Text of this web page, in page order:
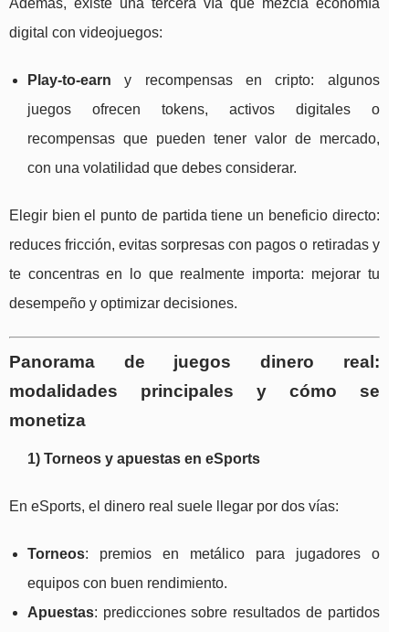
Además, existe una tercera vía que mezcla economía
digital con videojuegos:
Play-to-earn y recompensas en cripto: algunos
juegos ofrecen tokens, activos digitales o
recompensas que pueden tener valor de mercado,
con una volatilidad que debes considerar.
Elegir bien el punto de partida tiene un beneficio directo:
reduces fricción, evitas sorpresas con pagos o retiradas y
te concentras en lo que realmente importa: mejorar tu
desempeño y optimizar decisiones.
Panorama de juegos dinero real:
modalidades principales y cómo se
monetiza
1) Torneos y apuestas en eSports
En eSports, el dinero real suele llegar por dos vías:
Torneos: premios en metálico para jugadores o
equipos con buen rendimiento.
Apuestas: predicciones sobre resultados de partidos